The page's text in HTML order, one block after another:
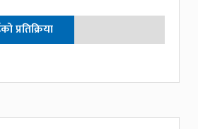
प्रतिक्रिया